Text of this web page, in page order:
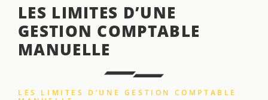
LES LIMITES D’UNE
GESTION COMPTABLE
MANUELLE
LES LIMITES D’UNE GESTION COMPTABLE